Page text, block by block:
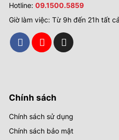
Hotline: 09.1500.5859
Giờ làm việc: Từ 9h đến 21h tất
Chính sách
Chính sách sử dụng
Chính sách bảo mật